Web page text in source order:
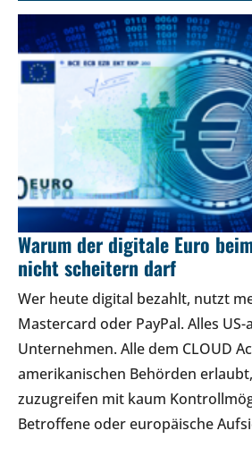
Warum der digitale Euro
nicht scheitern darf
Wer heute digital bezahlt, nutzt
Mastercard oder PayPal. Alles
Unternehmen. Alle dem CLOUD
amerikanischen Behörden
zuzugreifen mit kaum
Betroffene oder europäische